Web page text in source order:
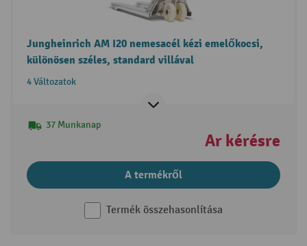
Jungheinrich AM I20 nemesacél kézi emelőkocsi,
különösen széles, standard villával
4 Változatok
37 Munkanap
Ár kérésre
A termékről
Termék összehasonlítása